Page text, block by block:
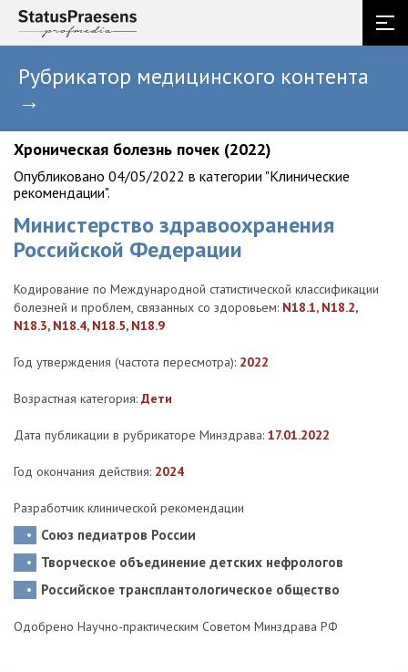
Рубрикатор медицинского контента
→
Хроническая болезнь почек (2022)
Опубликовано 04/05/2022 в категории "Клинические
рекомендации".
Министерство здравоохранения
Российской Федерации
Кодирование по Международной статистической классификации
болезней и проблем, связанных со здоровьем: N18.1, N18.2,
N18.3, N18.4, N18.5, N18.9
Год утверждения (частота пересмотра): 2022
Возрастная категория: Дети
Дата публикации в рубрикаторе Минздрава: 17.01.2022
Год окончания действия: 2024
Разработчик клинической рекомендации
Союз педиатров России
Творческое объединение детских нефрологов
Российское трансплантологическое общество
Одобрено Научно-практическим Советом Минздрава РФ